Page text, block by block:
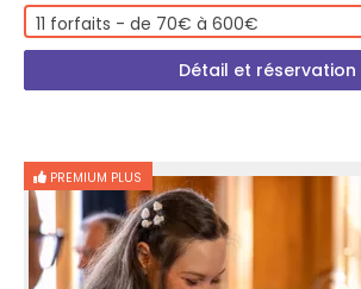
11 forfaits - de 70€ à 600€
Détail et réservation
PREMIUM PLUS